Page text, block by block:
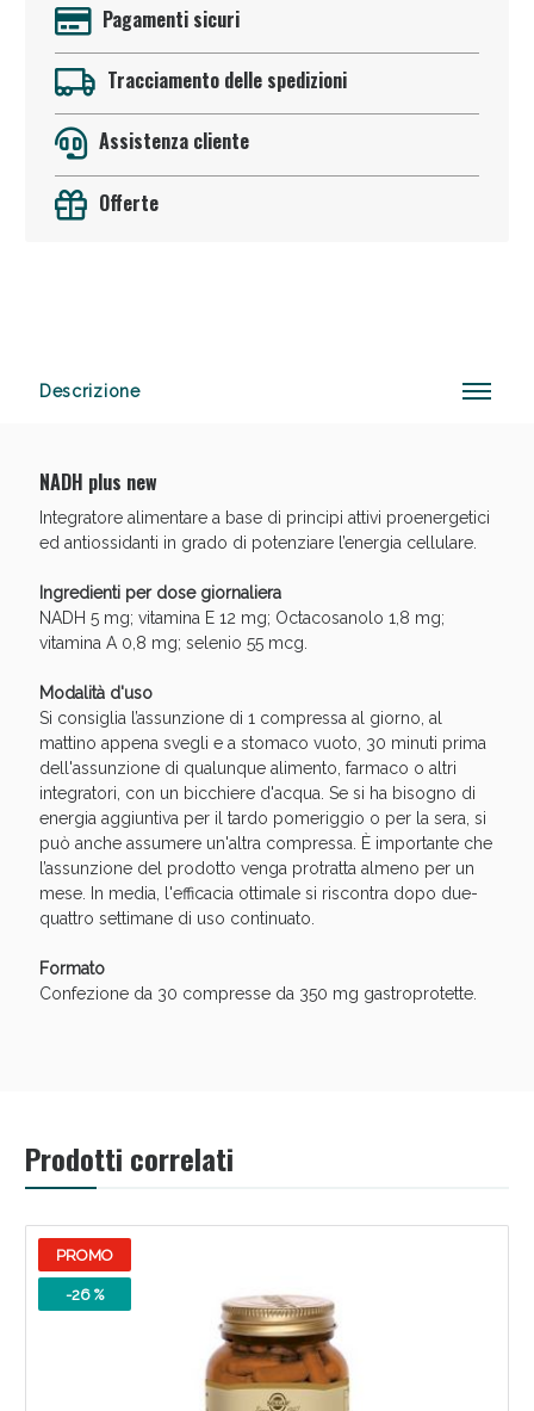
Pagamenti sicuri
Tracciamento delle spedizioni
Assistenza cliente
Offerte
Descrizione
NADH plus new
Integratore alimentare a base di principi attivi proenergetici
ed antiossidanti in grado di potenziare l’energia cellulare.
Ingredienti per dose giornaliera
NADH 5 mg; vitamina E 12 mg; Octacosanolo 1,8 mg;
vitamina A 0,8 mg; selenio 55 mcg.
Modalità d'uso
Si consiglia l’assunzione di 1 compressa al giorno, al
mattino appena svegli e a stomaco vuoto, 30 minuti prima
dell'assunzione di qualunque alimento, farmaco o altri
integratori, con un bicchiere d'acqua. Se si ha bisogno di
energia aggiuntiva per il tardo pomeriggio o per la sera, si
può anche assumere un'altra compressa. È importante che
l’assunzione del prodotto venga protratta almeno per un
mese. In media, l'efficacia ottimale si riscontra dopo due-
quattro settimane di uso continuato.
Formato
Confezione da 30 compresse da 350 mg gastroprotette.
Prodotti correlati
PROMO
-26 %
Benessere Intestinale: Sconto fino al 55% valido
oggi!
Scopri le offerte di Oggi